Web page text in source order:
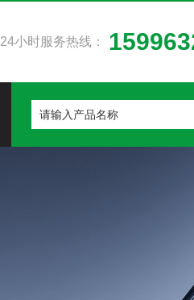
24小时服务热线：